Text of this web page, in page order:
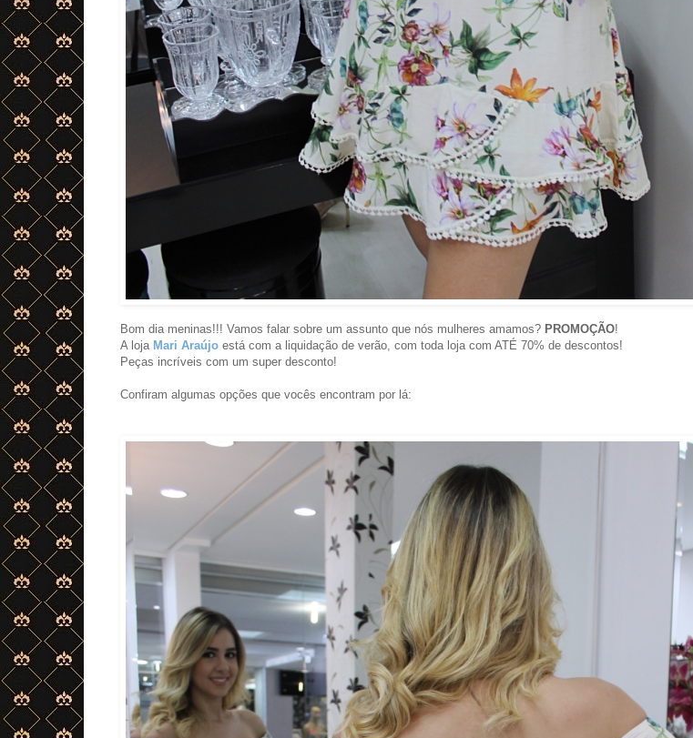
Bom dia meninas!!! Vamos falar sobre um assunto que nós mulheres amamos? PROMOÇÃO!
A loja Mari Araújo está com a liquidação de verão, com toda loja com ATÉ 70% de descontos!
Peças incríveis com um super desconto!
Confiram algumas opções que vocês encontram por lá: